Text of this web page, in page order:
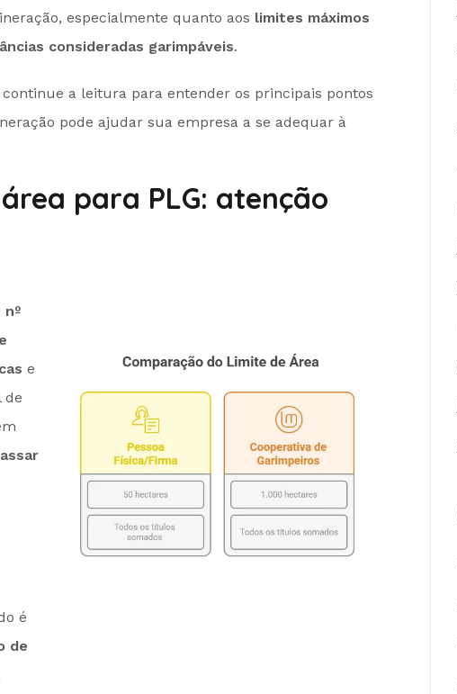
especialmente quanto aos limites máximos
consideradas garimpáveis.
continue a leitura para entender os principais pontos
pode ajudar sua empresa a se adequar à
para PLG: atenção
nº
e
de
é
de